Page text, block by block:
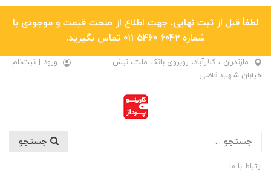
لطفاً قبل از ثبت نهایی، جهت اطلاع از صحت قیمت و موجودی با
شماره 6042 5460 011 تماس بگیرید.
مازندران ، کلارآباد، روبروی بانک ملت، نبش
خیابان شهید قاضی
ورود | ثبت‌نام
ارتباط با ما